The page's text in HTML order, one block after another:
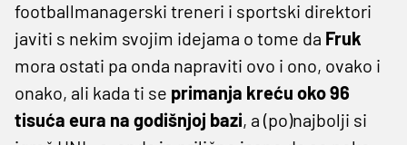
footballmanagerski treneri i sportski direktori
javiti s nekim svojim idejama o tome da Fruk
mora ostati pa onda napraviti ovo i ono, ovako i
onako, ali kada ti se primanja kreću oko 96
tisuća eura na godišnjoj bazi, a (po)najbolji si